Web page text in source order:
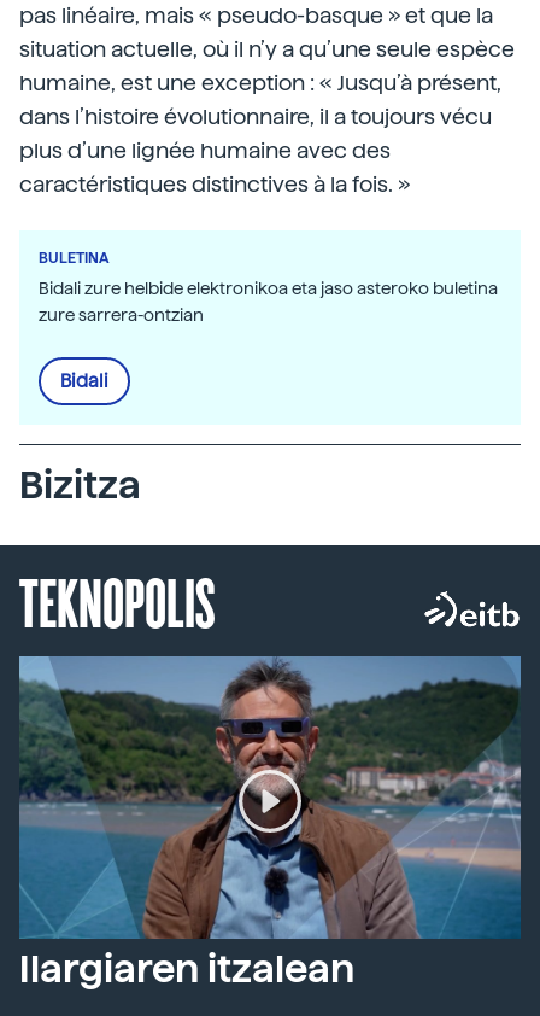
pas linéaire, mais « pseudo-basque » et que la
situation actuelle, où il n’y a qu’une seule espèce
humaine, est une exception : « Jusqu’à présent,
dans l’histoire évolutionnaire, il a toujours vécu
plus d’une lignée humaine avec des
caractéristiques distinctives à la fois. »
BULETINA
Bidali zure helbide elektronikoa eta jaso asteroko buletina
zure sarrera-ontzian
Bidali
Bizitza
TEKNOPOLIS
Ilargiaren itzalean